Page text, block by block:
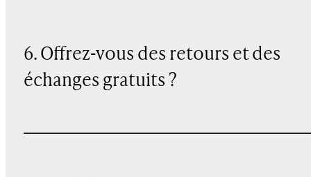
6. Offrez-vous des retours et des
échanges gratuits ?